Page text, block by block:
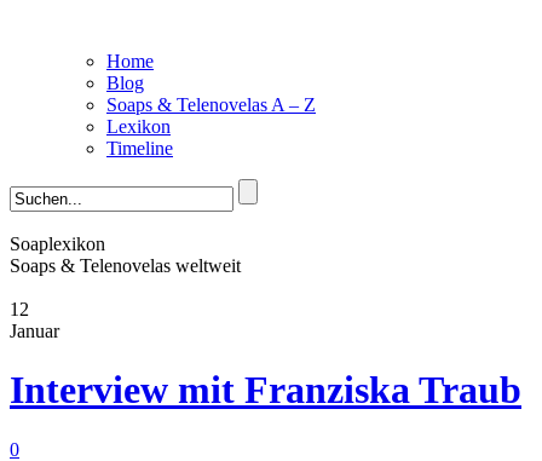
Home
Blog
Soaps & Telenovelas A – Z
Lexikon
Timeline
Soaplexikon
Soaps & Telenovelas weltweit
12
Januar
Interview mit Franziska Traub
0